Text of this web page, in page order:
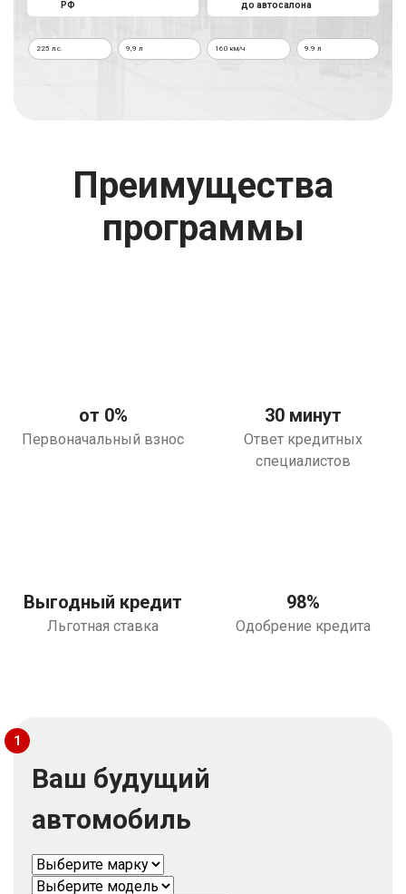
г. Москва
РФ
до автосалона
225 л.с. 9,9 л 160 км/ч 9.9 л
Преимущества
программы
от 0%
Первоначальный взнос
30 минут
Ответ кредитных
специалистов
Выгодный кредит
Льготная ставка
98%
Одобрение кредита
1
Ваш будущий
автомобиль